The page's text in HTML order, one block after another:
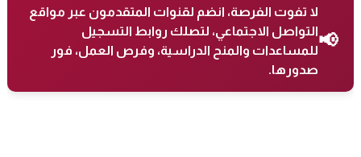
📢
لا تفوت الفرصة، انضم لقنوات المتقدمون عبر مواقع
التواصل الاجتماعي، لتصلك روابط التسجيل
للمساعدات والمنح الدراسية، وفرص العمل، فور
صدورها.